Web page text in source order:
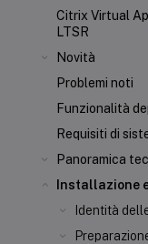
Citrix Virtual
LTSR
Novità
Problemi noti
Funzionalità
Requisiti di
Panoramica
Installazione
Identità